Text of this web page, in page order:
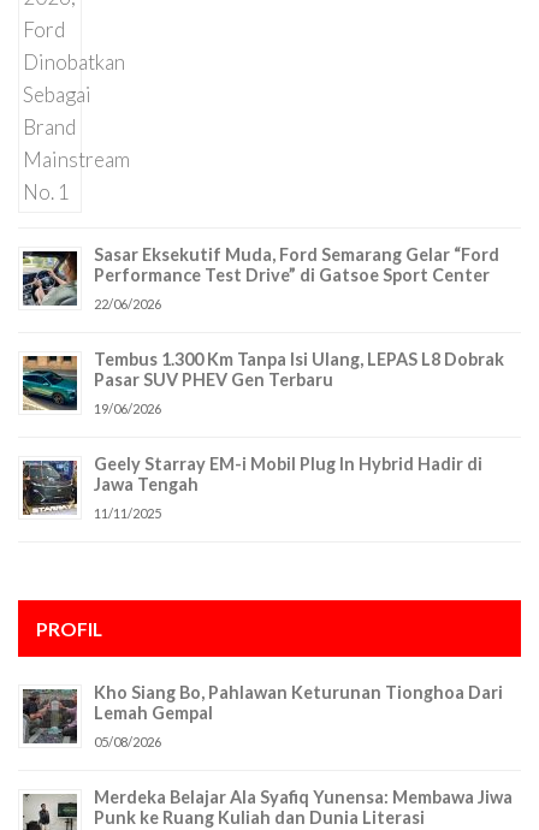
Sasar Eksekutif Muda, Ford Semarang Gelar “Ford
Performance Test Drive” di Gatsoe Sport Center
22/06/2026
Tembus 1.300 Km Tanpa Isi Ulang, LEPAS L8 Dobrak
Pasar SUV PHEV Gen Terbaru
19/06/2026
Geely Starray EM-i Mobil Plug In Hybrid Hadir di
Jawa Tengah
11/11/2025
PROFIL
Kho Siang Bo, Pahlawan Keturunan Tionghoa Dari
Lemah Gempal
05/08/2026
Merdeka Belajar Ala Syafiq Yunensa: Membawa Jiwa
Punk ke Ruang Kuliah dan Dunia Literasi